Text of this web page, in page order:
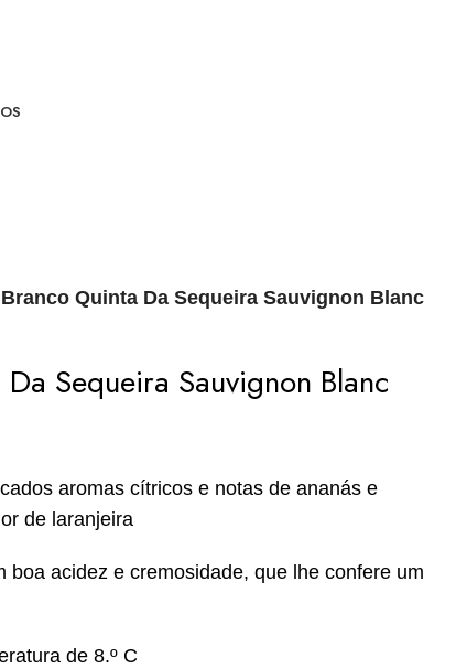
Quinta Da Sequeira Sauvignon Blanc
Sequeira Sauvignon Blanc
aromas cítricos e notas de ananás e
de laranjeira
boa acidez e cremosidade, que lhe confere um
de 8.º C